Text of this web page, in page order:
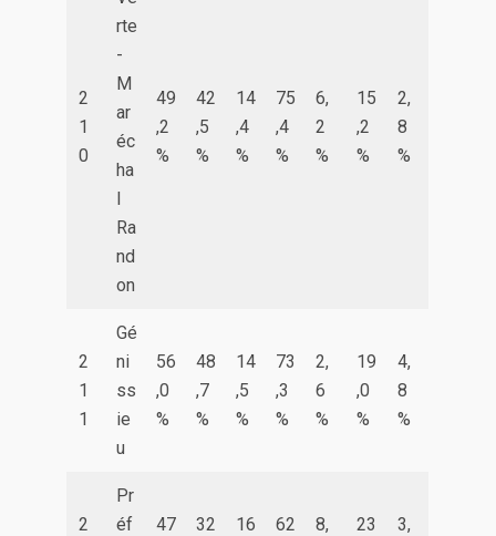
2
1
0
rte
-
M
ar
éc
ha
l
Ra
nd
on
49
,2
%
42
,5
%
14
,4
%
75
,4
%
6,
2
%
15
,2
%
2,
8
%
2
1
1
Gé
ni
ss
ie
u
56
,0
%
48
,7
%
14
,5
%
73
,3
%
2,
6
%
19
,0
%
4,
8
%
2
Pr
éf
47
32
16
62
8,
23
3,